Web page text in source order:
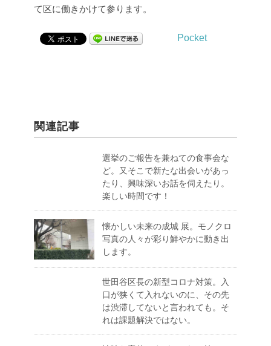
て区に働きかけて参ります。
Pocket
関連記事
選挙のご報告を兼ねての食事会な
ど。又そこで新たな出会いがあっ
たり、興味深いお話を伺えたり。
楽しい時間です！
懐かしい未来の成城 展。モノクロ
写真の人々が彩り鮮やかに動き出
します。
世田谷区長の新型コロナ対策。入
口が狭くて入れないのに、その先
は渋滞してないと言われても。そ
れは課題解決ではない。